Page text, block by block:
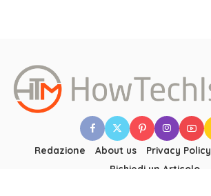
Redazione About us Privacy Policy
Richiedi un Articolo